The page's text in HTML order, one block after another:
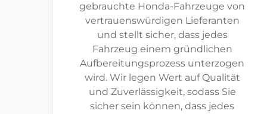
gebrauchte Honda-Fahrzeuge von
vertrauenswürdigen Lieferanten
und stellt sicher, dass jedes
Fahrzeug einem gründlichen
Aufbereitungsprozess unterzogen
wird. Wir legen Wert auf Qualität
und Zuverlässigkeit, sodass Sie
sicher sein können, dass jedes